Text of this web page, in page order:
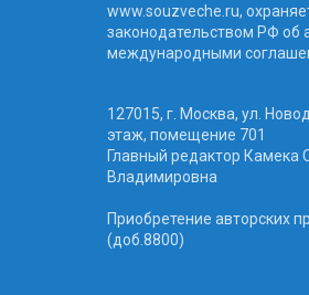
www.souzveche.ru,
законодательством РФ об
международными
127015, г. Москва, ул.
этаж, помещение 701
Главный редактор Камека
Владимировна
Приобретение авторских
(доб.8800)